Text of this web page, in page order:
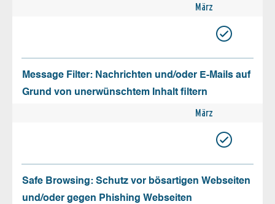
März
Message Filter: Nachrichten und/oder E-Mails auf
Grund von unerwünschtem Inhalt filtern
März
Safe Browsing: Schutz vor bösartigen Webseiten
und/oder gegen Phishing Webseiten